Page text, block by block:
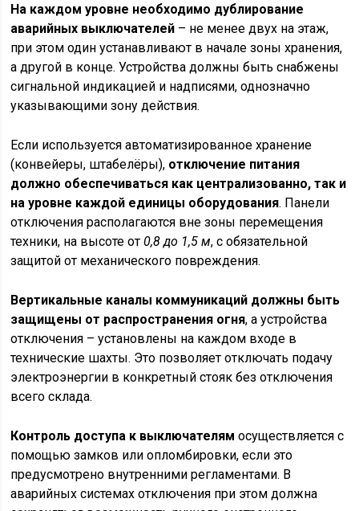
На каждом уровне необходимо дублирование
аварийных выключателей – не менее двух на этаж,
при этом один устанавливают в начале зоны хранения,
а другой в конце. Устройства должны быть снабжены
сигнальной индикацией и надписями, однозначно
указывающими зону действия.
Если используется автоматизированное хранение
(конвейеры, штабелёры), отключение питания
должно обеспечиваться как централизованно, так и
на уровне каждой единицы оборудования. Панели
отключения располагаются вне зоны перемещения
техники, на высоте от0,8 до 1,5 м, с обязательной
защитой от механического повреждения.
Вертикальные каналы коммуникаций должны быть
защищены от распространения огня, а устройства
отключения – установлены на каждом входе в
технические шахты. Это позволяет отключать подачу
электроэнергии в конкретный стояк без отключения
всего склада.
Контроль доступа к выключателям осуществляется с
помощью замков или опломбировки, если это
предусмотрено внутренними регламентами. В
аварийных системах отключения при этом должна